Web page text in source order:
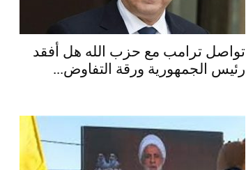
تواصل ترامب مع حزب الله هل أفقد
رئيس الجمهورية ورقة التفاوض...